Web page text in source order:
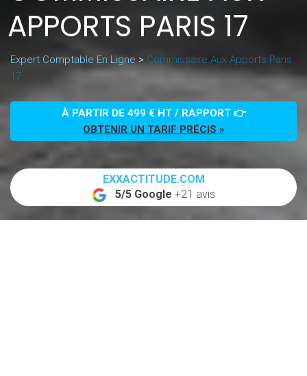
APPORTS PARIS 17
Expert Comptable En Ligne > Commissaire Aux Apports Paris
17
À PARTIR DE 499 € HT / RAPPORT 👉
OBTENIR UN TARIF PRÉCIS »
EXXACTITUDE.COM
5/5 Google +21 avis